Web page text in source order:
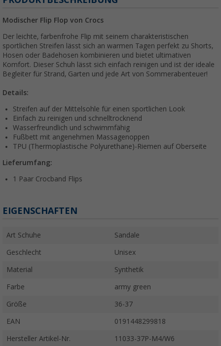
Modischer Flip Flop von Crocs
Der leichte, farbenfrohe Flip mit seinem charakteristischen
sportlichen Streifen lässt sich an warmen Tagen perfekt zu Shorts,
Hosen oder Badehosen kombinieren und bietet ultimativen
Komfort. Dieser Schuh lässt sich einfach reinigen und ist der ideale
Begleiter für Strand, Garten und jede Art von Sommerabenteuer!
Details:
Streifen auf der Mittelsohle für einen sportlichen Look
Einfach zu reinigen und schnelltrocknend
Wasserfreundlich und schwimmfähig
Fußbett mit angenehmen Massagenoppen
TPU (Thermoplastische Polyurethane)-Riemen auf Oberseite
Lieferumfang:
1 Paar Crocband Flips
EIGENSCHAFTEN
Art Schuhe Sandale
Geschlecht Unisex
Material Synthetik
Farbe army green
Größe 36-37
EAN 0191448299818
Hersteller Artikel-Nr. 11033-37P-M4/W6